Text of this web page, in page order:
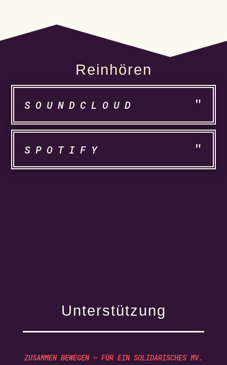
Reinhören
SOUNDCLOUD
SPOTIFY
Unterstützung
ZUSAMMEN BEWEGEN – FÜR EIN SOLIDARISCHES MV.